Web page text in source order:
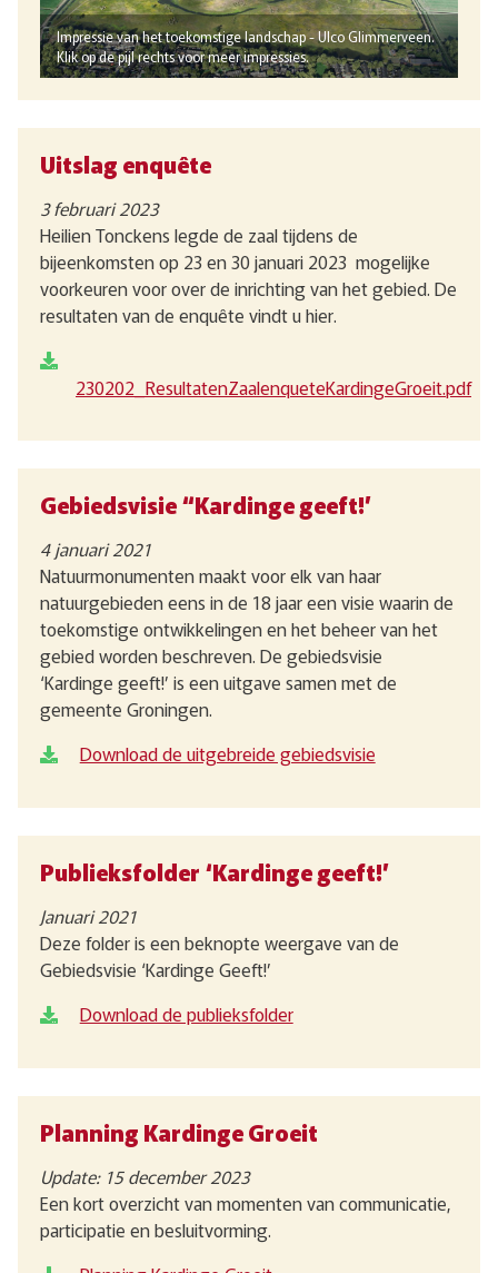
Impressie van het toekomstige landschap - Ulco Glimmerveen.
Klik op de pijl rechts voor meer impressies.
Uitslag enquête
3 februari 2023
Heilien Tonckens legde de zaal tijdens de
bijeenkomsten op 23 en 30 januari 2023 mogelijke
voorkeuren voor over de inrichting van het gebied. De
resultaten van de enquête vindt u hier.
230202_ResultatenZaalenqueteKardingeGroeit.pdf
Gebiedsvisie “Kardinge geeft!’
4 januari 2021
Natuurmonumenten maakt voor elk van haar
natuurgebieden eens in de 18 jaar een visie waarin de
toekomstige ontwikkelingen en het beheer van het
gebied worden beschreven. De gebiedsvisie
‘Kardinge geeft!’ is een uitgave samen met de
gemeente Groningen.
Download de uitgebreide gebiedsvisie
Publieksfolder ‘Kardinge geeft!’
Januari 2021
Deze folder is een beknopte weergave van de
Gebiedsvisie ‘Kardinge Geeft!’
Download de publieksfolder
Planning Kardinge Groeit
Update: 15 december 2023
Een kort overzicht van momenten van communicatie,
participatie en besluitvorming.